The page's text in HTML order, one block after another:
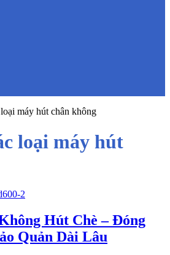
máy hút chân không
loại máy hút
Hút Chè – Đóng
Quản Dài Lâu